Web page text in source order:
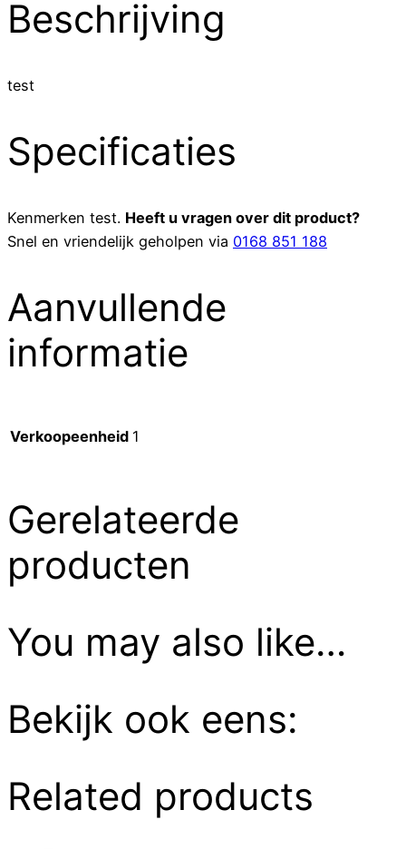
Beschrijving
test
Specificaties
Kenmerken test. Heeft u vragen over dit product?
Snel en vriendelijk geholpen via 0168 851 188
Aanvullende
informatie
Verkoopeenheid 1
Gerelateerde
producten
You may also like…
Bekijk ook eens:
Related products